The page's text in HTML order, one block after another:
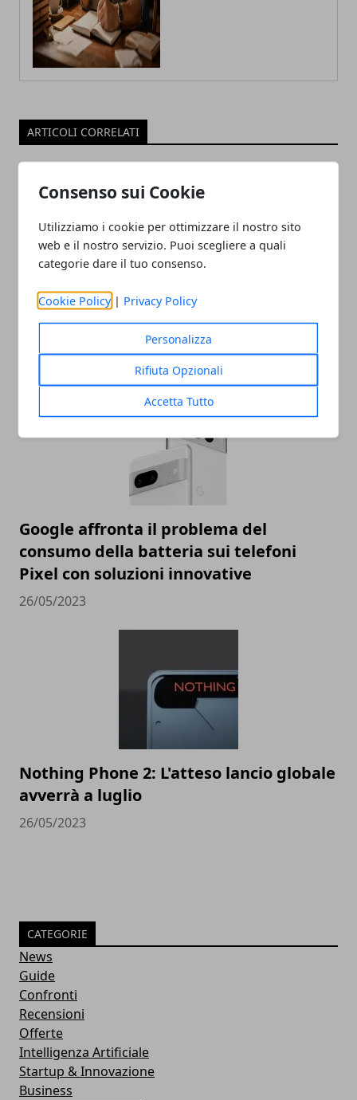
Consenso sui Cookie
Utilizziamo i cookie per ottimizzare il nostro sito
web e il nostro servizio. Puoi scegliere a quali
categorie dare il tuo consenso.
Cookie Policy | Privacy Policy
Personalizza
Rifiuta Opzionali
Accetta Tutto
ARTICOLI CORRELATI
Ricche anticipazioni sul Tensor G3 di
Pixel 8
05/06/2023
Google affronta il problema del
consumo della batteria sui telefoni
Pixel con soluzioni innovative
26/05/2023
Nothing Phone 2: L'atteso lancio globale
avverrà a luglio
26/05/2023
CATEGORIE
News
Guide
Confronti
Recensioni
Offerte
Intelligenza Artificiale
Startup & Innovazione
Business